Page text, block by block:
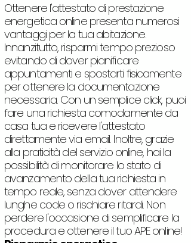
Ottenere l'attestato di prestazione
energetica online presenta numerosi
vantaggi per la tua abitazione.
Innanzitutto, risparmi tempo prezioso
evitando di dover pianificare
appuntamenti e spostarti fisicamente
per ottenere la documentazione
necessaria. Con un semplice click, puoi
fare una richiesta comodamente da
casa tua e ricevere l'attestato
direttamente via email. Inoltre, grazie
alla praticità del servizio online, hai la
possibilità di monitorare lo stato di
avanzamento della tua richiesta in
tempo reale, senza dover attendere
lunghe code o rischiare ritardi. Non
perdere l'occasione di semplificare la
procedura e ottenere il tuo APE online!